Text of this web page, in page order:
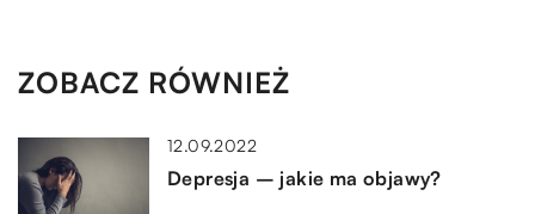
ZOBACZ RÓWNIEŻ
12.09.2022
Depresja – jakie ma objawy?